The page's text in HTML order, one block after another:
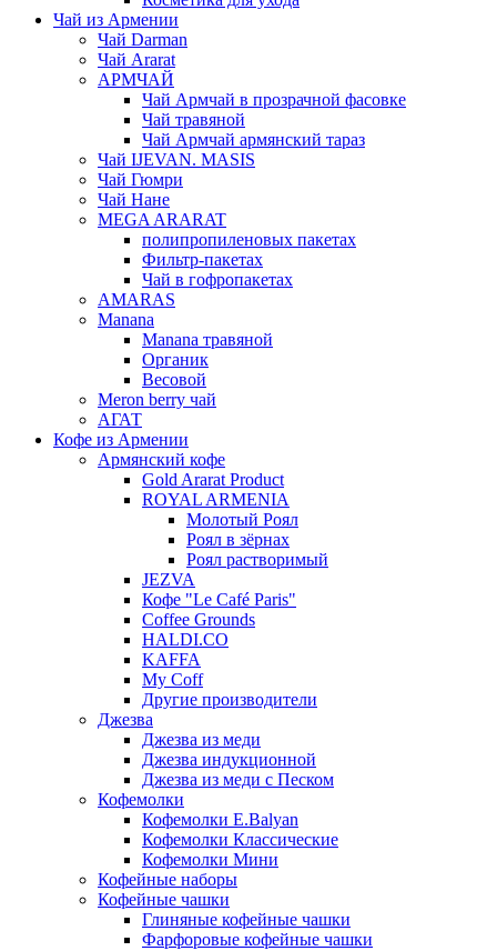
Чай из Армении
Чай Darman
Чай Ararat
АРМЧАЙ
Чай Армчай в прозрачной фасовке
Чай травяной
Чай Армчай армянский тараз
Чай IJEVAN. MASIS
Чай Гюмри
Чай Нане
MEGA ARARAT
полипропиленовых пакетах
Фильтр-пакетах
Чай в гофропакетах
AMARAS
Manana
Manana травяной
Органик
Весовой
Meron berry чай
АГАТ
Кофе из Армении
Армянский кофе
Gold Ararat Product
ROYAL ARMENIA
Молотый Роял
Роял в зёрнах
Роял растворимый
JEZVA
Кофе "Le Café Paris"
Coffee Grounds
HALDI.CO
KAFFA
My Coff
Другие производители
Джезва
Джезва из меди
Джезва индукционной
Джезва из меди с Песком
Кофемолки
Кофемолки E.Balyan
Кофемолки Классические
Кофемолки Мини
Кофейные наборы
Кофейные чашки
Глиняные кофейные чашки
Фарфоровые кофейные чашки